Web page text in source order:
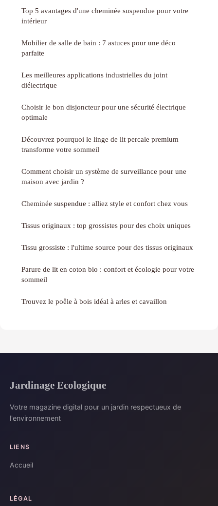
Top 5 avantages d'une cheminée suspendue pour votre
intérieur
Mobilier de salle de bain : 7 astuces pour une déco
parfaite
Les meilleures applications industrielles du joint
diélectrique
Choisir le bon disjoncteur pour une sécurité électrique
optimale
Découvrez pourquoi le linge de lit percale premium
transforme votre sommeil
Comment choisir un système de surveillance pour une
maison avec jardin ?
Cheminée suspendue : alliez style et confort chez vous
Tissus originaux : top grossistes pour des choix uniques
Tissu grossiste : l'ultime source pour des tissus originaux
Parure de lit en coton bio : confort et écologie pour votre
sommeil
Trouvez le poêle à bois idéal à arles et cavaillon
Jardinage Ecologique
Votre magazine digital pour un jardin respectueux de
l'environnement
LIENS
Accueil
LÉGAL